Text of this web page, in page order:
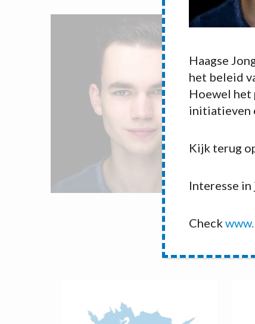
Haagse
het beleid
Hoewel het
initiatieven
Kijk terug
Interesse
Check